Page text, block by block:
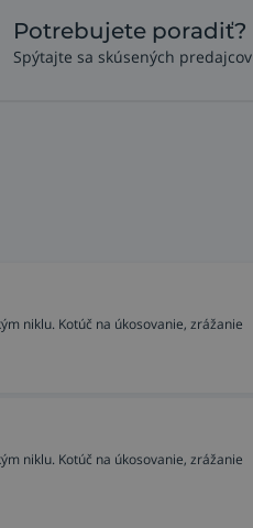
Potrebujete poradiť?
Spýtajte sa skúsených predajcov
niklu. Kotúč na úkosovanie, zrážanie
niklu. Kotúč na úkosovanie, zrážanie